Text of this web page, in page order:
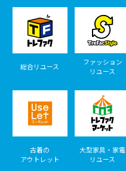
総合リユース
ファッション
リユース
古着の
アウトレット
大型家具・家電
リユース